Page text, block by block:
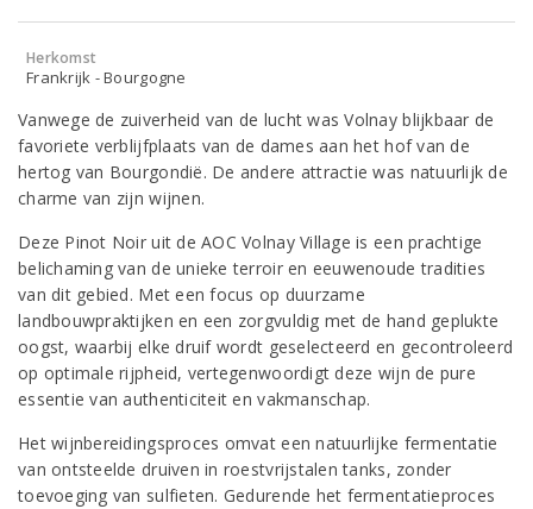
Herkomst
Frankrijk - Bourgogne
Vanwege de zuiverheid van de lucht was Volnay blijkbaar de
favoriete verblijfplaats van de dames aan het hof van de
hertog van Bourgondië. De andere attractie was natuurlijk de
charme van zijn wijnen.
Deze Pinot Noir uit de AOC Volnay Village is een prachtige
belichaming van de unieke terroir en eeuwenoude tradities
van dit gebied. Met een focus op duurzame
landbouwpraktijken en een zorgvuldig met de hand geplukte
oogst, waarbij elke druif wordt geselecteerd en gecontroleerd
op optimale rijpheid, vertegenwoordigt deze wijn de pure
essentie van authenticiteit en vakmanschap.
Het wijnbereidingsproces omvat een natuurlijke fermentatie
van ontsteelde druiven in roestvrijstalen tanks, zonder
toevoeging van sulfieten. Gedurende het fermentatieproces